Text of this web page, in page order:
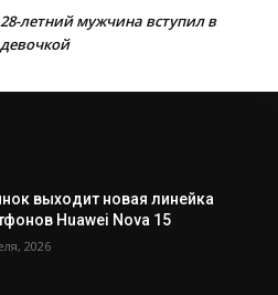
летний мужчина вступил в
выходит новая линейка
Huawei Nova 15
2026